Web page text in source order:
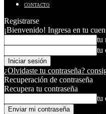
CONTACTO
Registrarse
¡Bienvenido! Ingresa en tu
tu
tu
¿Olvidaste tu contraseña?
Recuperación de contraseña
Recupera tu contraseña
tu